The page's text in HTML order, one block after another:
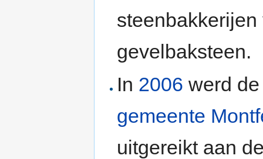
gevelbaksteen.
In 2006 werd
gemeente
uitgereikt aan